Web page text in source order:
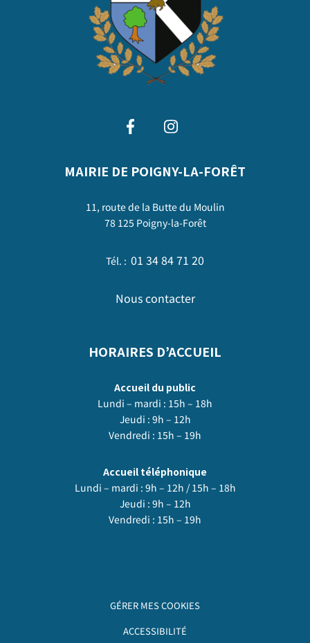
MAIRIE DE POIGNY-LA-FORÊT
11, route de la Butte du Moulin
78 125 Poigny-la-Forêt
Tél. : 01 34 84 71 20
Nous contacter
HORAIRES D’ACCUEIL
Accueil du public
Lundi – mardi : 15h – 18h
Jeudi : 9h – 12h
Vendredi : 15h – 19h
Accueil téléphonique
Lundi – mardi : 9h – 12h / 15h – 18h
Jeudi : 9h – 12h
Vendredi : 15h – 19h
GÉRER MES COOKIES
ACCESSIBILITÉ